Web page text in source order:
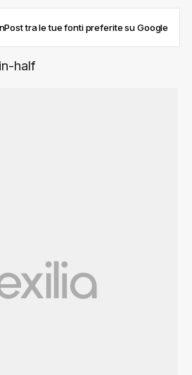
tra le tue fonti preferite su Google